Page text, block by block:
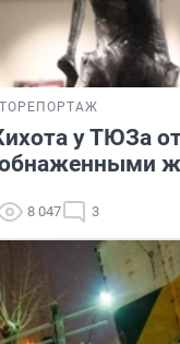
у ТЮЗа
обнаженными
8 047 3